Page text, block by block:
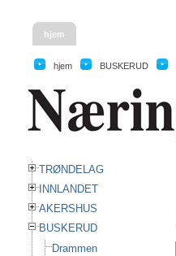
hjem
hjem BUSKERUD
TRØNDELAG
INNLANDET
AKERSHUS
BUSKERUD
Drammen